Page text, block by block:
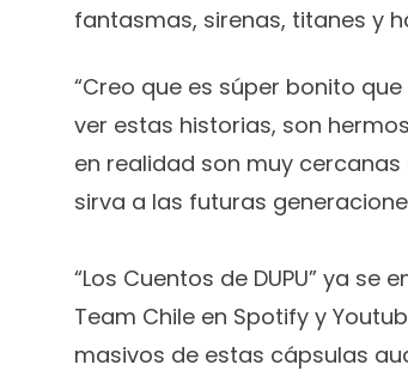
fantasmas, sirenas, titanes y
“Creo que es súper bonito
ver estas historias, son
en realidad son muy
sirva a las futuras
“Los Cuentos de DUPU” ya
Team Chile en Spotify y
masivos de estas cápsulas